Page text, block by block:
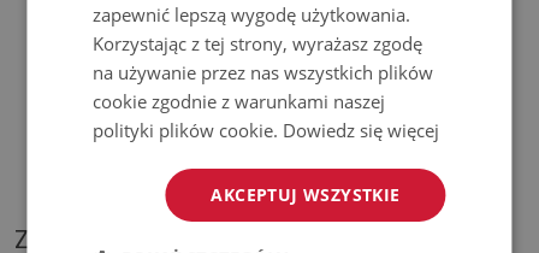
Jak dbać o produkt?
Czyść wilgotną szmatką — nie używaj silnych środków
chemicznych.
ZDJĘCIA NASZEGO PRODUKTU
zapewnić lepszą wygodę użytkowania.
Korzystając z tej strony, wyrażasz zgodę
na używanie przez nas wszystkich plików
cookie zgodnie z warunkami naszej
polityki plików cookie. Dowiedz się więcej
AKCEPTUJ WSZYSTKIE